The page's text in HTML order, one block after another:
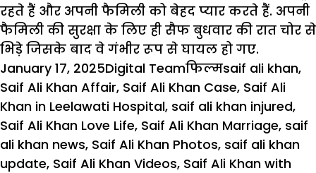
रहते हैं और अपनी फैमिली को बेहद प्यार करते हैं. अपनी
फैमिली की सुरक्षा के लिए ही सैफ बुधवार की रात चोर से
भिड़े जिसके बाद वे गंभीर रूप से घायल हो गए.
Posted
on
January 17, 2025Author
Digital TeamCategories
फिल्मTags
saif ali khan,
Saif Ali Khan Affair, Saif Ali Khan Case, Saif Ali
Khan in Leelawati Hospital, saif ali khan injured,
Saif Ali Khan Love Life, Saif Ali Khan Marriage, saif
ali khan news, Saif Ali Khan Photos, saif ali khan
update, Saif Ali Khan Videos, Saif Ali Khan with